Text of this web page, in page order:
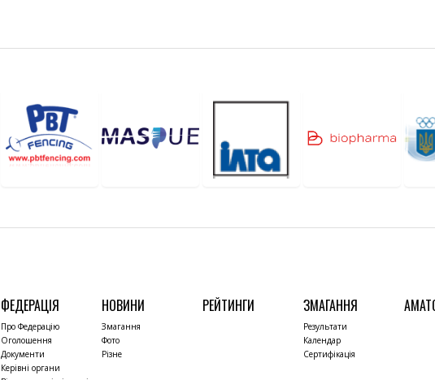
ФЕДЕРАЦІЯ
Про Федерацію
Оголошення
Документи
Керівні органи
НОВИНИ
Змагання
Фото
Різне
РЕЙТИНГИ ЗМАГАННЯ
Результати
Календар
Сертифікація